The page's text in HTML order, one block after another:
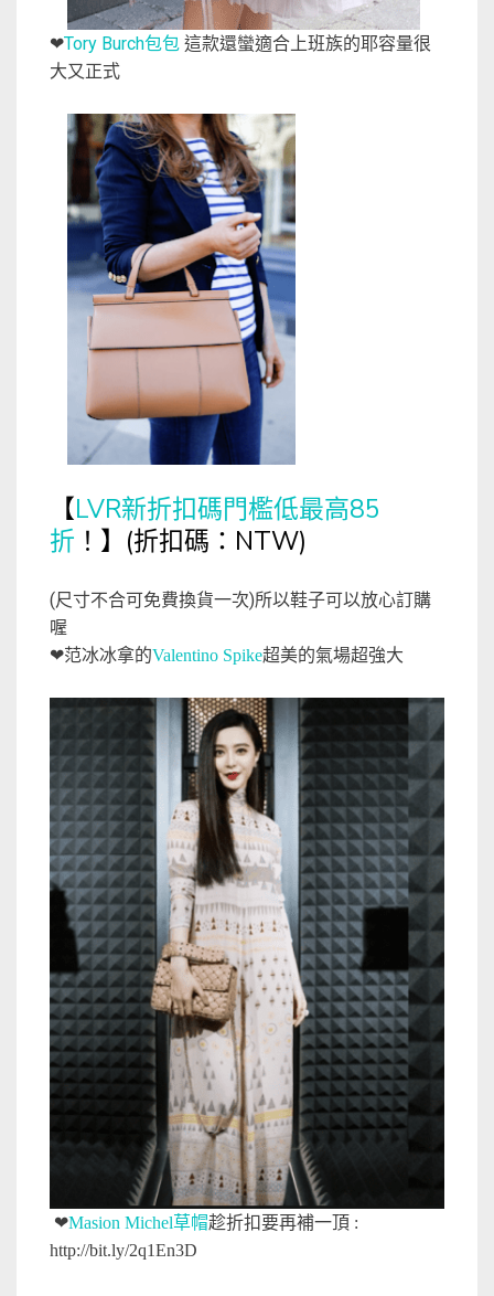
❤Tory Burch包包 這款還蠻適合上班族的耶容量很
大又正式
【LVR新折扣碼門檻低最高85
折 ！ 】 (折扣碼：NTW)
(尺寸不合可免費換貨一次)所以鞋子可以放心訂購
喔
❤范冰冰拿的Valentino Spike超美的氣場超強大
❤Masion Michel草帽趁折扣要再補一頂 :
http://bit.ly/2q1En3D